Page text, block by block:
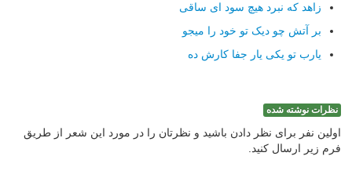
زاهد که نبرد هیچ سود ای ساقی
بر آتش چو دیک تو خود را میجو
یارب تو یکی یار جفا کارش ده
نظرات نوشته شده
اولین نفر برای نظر دادن باشید و نظرتان را در مورد این شعر از طریق
فرم زیر ارسال کنید.